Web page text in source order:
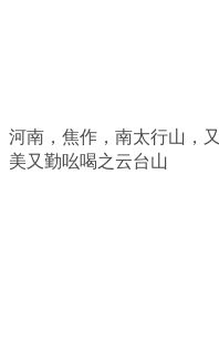
河南，焦作，南太行山，又
美又勤吆喝之云台山